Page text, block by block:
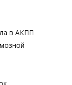
в АКПП